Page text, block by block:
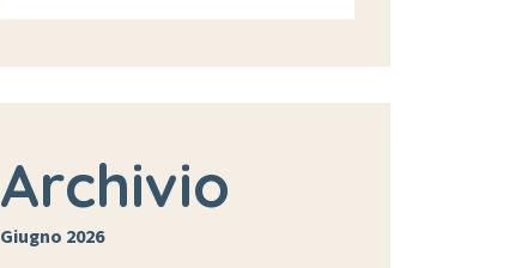
Archivio
Giugno 2026